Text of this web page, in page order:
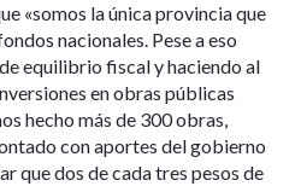
«somos la única provincia que
nacionales. Pese a eso
equilibrio fiscal y haciendo al
en obras públicas
hecho más de 300 obras,
con aportes del gobierno
que dos de cada tres pesos de